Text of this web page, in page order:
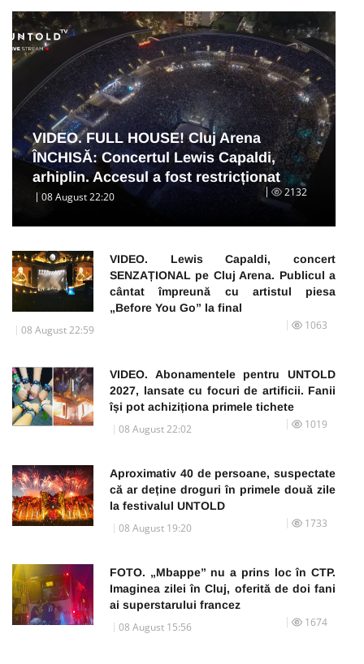
VIDEO. FULL HOUSE! Cluj Arena
ÎNCHISĂ: Concertul Lewis Capaldi,
arhiplin. Accesul a fost restricționat
08 August 22:20 2132
VIDEO. Lewis Capaldi, concert
SENZAȚIONAL pe Cluj Arena. Publicul a
cântat împreună cu artistul piesa
„Before You Go” la final
08 August 22:59 1063
VIDEO. Abonamentele pentru UNTOLD
2027, lansate cu focuri de artificii. Fanii
își pot achiziționa primele tichete
08 August 22:02 1019
Aproximativ 40 de persoane, suspectate
că ar deține droguri în primele două zile
la festivalul UNTOLD
08 August 19:20 1733
FOTO. „Mbappe” nu a prins loc în CTP.
Imaginea zilei în Cluj, oferită de doi fani
ai superstarului francez
08 August 15:56 1674